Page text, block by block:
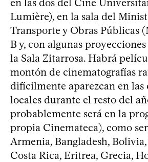
Lumière), en la sala del
Transporte y Obras Públicas
B y, con algunas
la Sala Zitarrosa. Habrá
montón de cinematografías
difícilmente aparezcan en las
locales durante el resto del
probablemente será en la
propia Cinemateca), como
Armenia, Bangladesh,
Costa Rica, Eritrea, Grecia,